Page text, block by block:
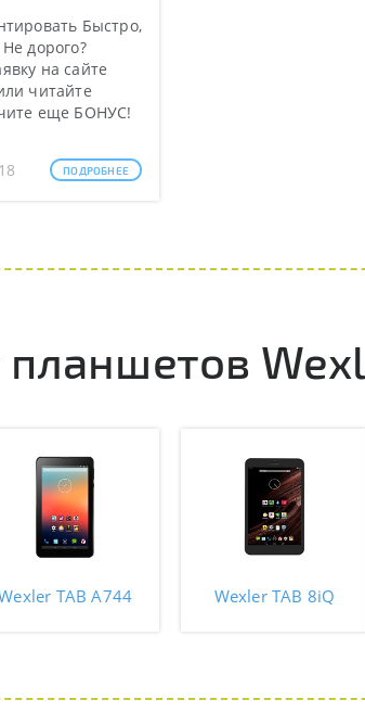
Быстро,
дорого?
на сайте
читайте
еще БОНУС!
ПОДРОБНЕЕ
TAB A744 Wexler TAB 8iQ